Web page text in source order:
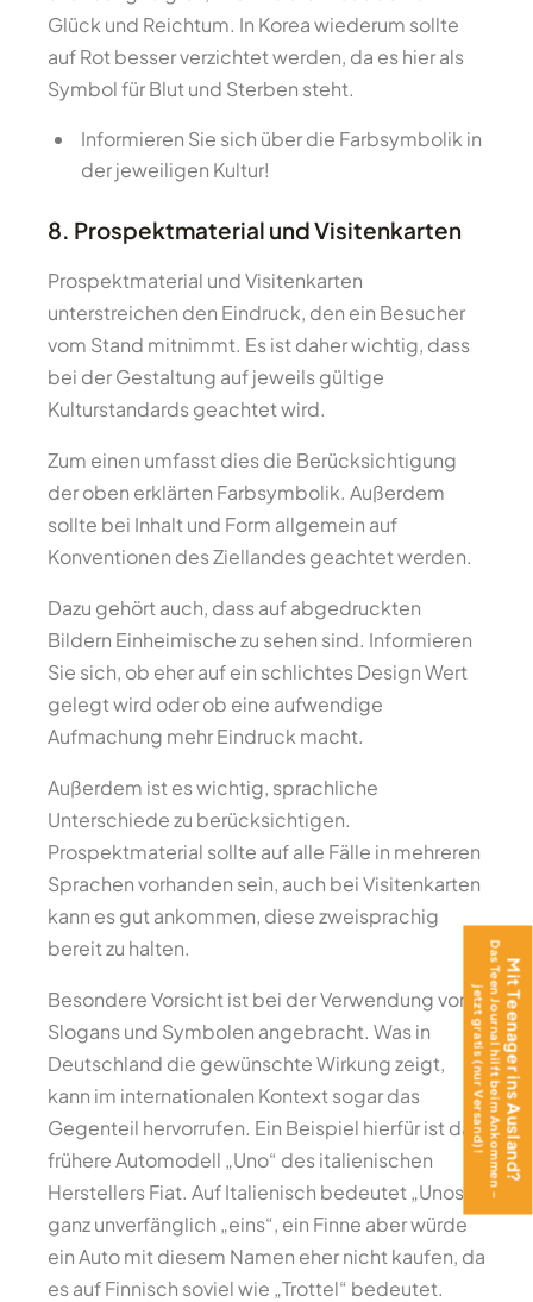
Glück und Reichtum. In Korea wiederum sollte
auf Rot besser verzichtet werden, da es hier als
Symbol für Blut und Sterben steht.
Informieren Sie sich über die Farbsymbolik in
der jeweiligen Kultur!
8. Prospektmaterial und Visitenkarten
Prospektmaterial und Visitenkarten
unterstreichen den Eindruck, den ein Besucher
vom Stand mitnimmt. Es ist daher wichtig, dass
bei der Gestaltung auf jeweils gültige
Kulturstandards geachtet wird.
Zum einen umfasst dies die Berücksichtigung
der oben erklärten Farbsymbolik. Außerdem
sollte bei Inhalt und Form allgemein auf
Konventionen des Ziellandes geachtet werden.
Dazu gehört auch, dass auf abgedruckten
Bildern Einheimische zu sehen sind. Informieren
Sie sich, ob eher auf ein schlichtes Design Wert
gelegt wird oder ob eine aufwendige
Aufmachung mehr Eindruck macht.
Außerdem ist es wichtig, sprachliche
Unterschiede zu berücksichtigen.
Prospektmaterial sollte auf alle Fälle in mehreren
Sprachen vorhanden sein, auch bei Visitenkarten
kann es gut ankommen, diese zweisprachig
bereit zu halten.
Besondere Vorsicht ist bei der Verwendung von
Slogans und Symbolen angebracht. Was in
Deutschland die gewünschte Wirkung zeigt,
kann im internationalen Kontext sogar das
Gegenteil hervorrufen. Ein Beispiel hierfür ist das
frühere Automodell „Uno“ des italienischen
Herstellers Fiat. Auf Italienisch bedeutet „Unos“
ganz unverfänglich „eins“, ein Finne aber würde
ein Auto mit diesem Namen eher nicht kaufen, da
es auf Finnisch soviel wie „Trottel“ bedeutet.
Mit Teenager ins Ausland?
Das Teen Journal hilft beim Ankommen –
jetzt gratis (nur Versand)!